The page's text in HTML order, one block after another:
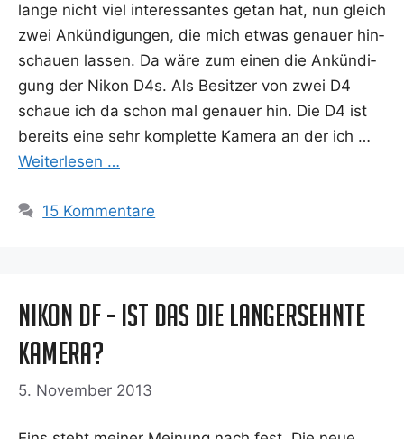
lan­ge nicht viel inter­es­san­tes getan hat, nun gleich
zwei Ankün­di­gun­gen, die mich etwas genau­er hin­
schau­en las­sen. Da wäre zum einen die Ankün­di­
gung der Nikon D4s. Als Besit­zer von zwei D4
schaue ich da schon mal genau­er hin. Die D4 ist
bereits eine sehr kom­plet­te Kame­ra an der ich …
Wei­ter­le­sen …
15 Kommentare
Nikon Df - Ist das die langersehnte
Kamera?
5. November 2013